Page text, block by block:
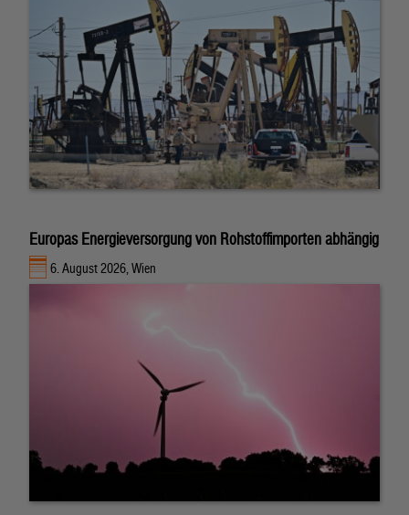
Europas Energieversorgung von Rohstoffimporten abhängig
6. August 2026, Wien